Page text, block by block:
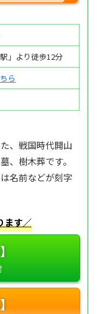
」より徒歩12分
ら
、戦国時代開山
、樹木葬です。
名前などが刻字
ます／